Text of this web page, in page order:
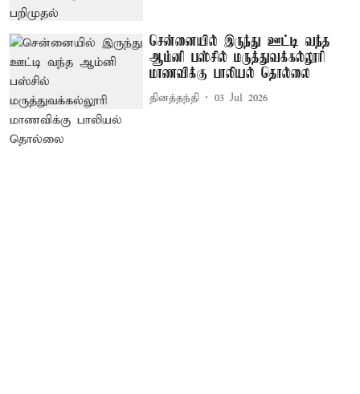
சென்னையில் இருந்து ஊட்டி வந்த
ஆம்னி பஸ்சில் மருத்துவக்கல்லூரி
மாணவிக்கு பாலியல் தொல்லை
தினத்தந்தி 03 Jul 2026